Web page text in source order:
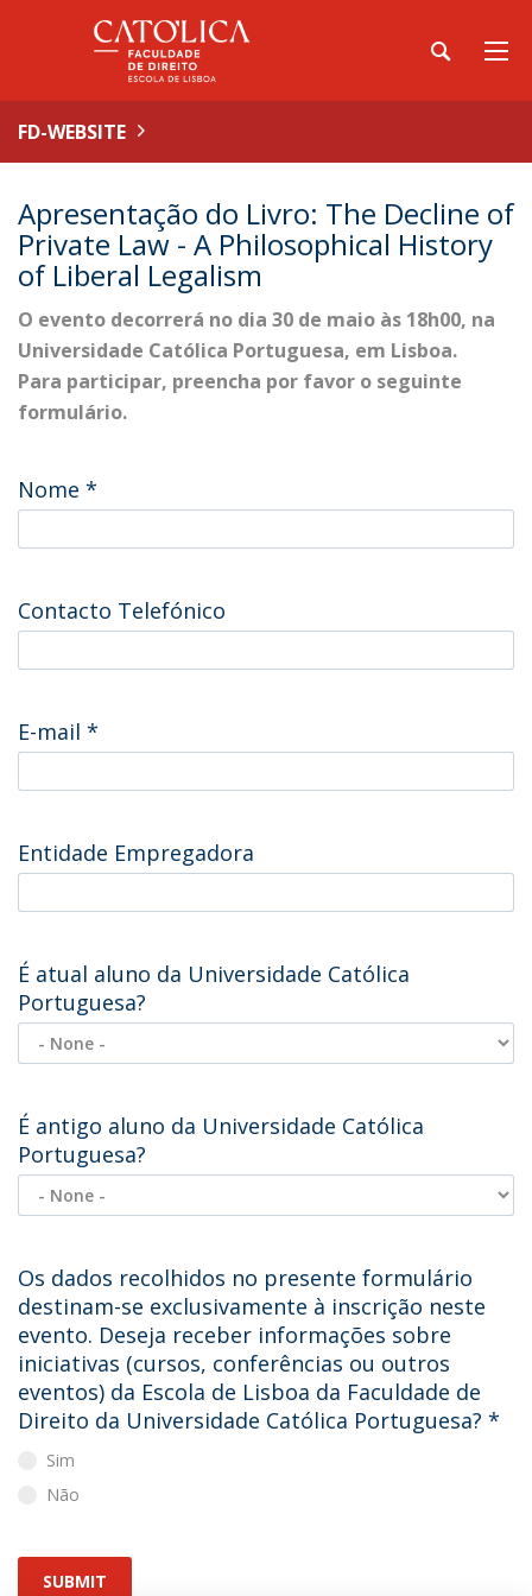
FD-WEBSITE
Apresentação do Livro: The Decline of
Private Law - A Philosophical History
of Liberal Legalism
O evento decorrerá no dia 30 de maio às 18h00, na
Universidade Católica Portuguesa, em Lisboa.
Para participar, preencha por favor o seguinte
formulário.
Nome *
Contacto Telefónico
E-mail *
Entidade Empregadora
É atual aluno da Universidade Católica
Portuguesa?
É antigo aluno da Universidade Católica
Portuguesa?
Os dados recolhidos no presente formulário
destinam-se exclusivamente à inscrição neste
evento. Deseja receber informações sobre
iniciativas (cursos, conferências ou outros
eventos) da Escola de Lisboa da Faculdade de
Direito da Universidade Católica Portuguesa? *
Sim
Não
SUBMIT